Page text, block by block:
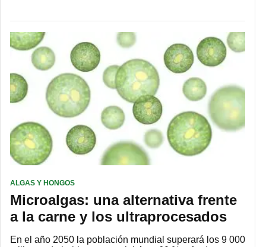
ALGAS Y HONGOS
Microalgas: una alternativa frente
a la carne y los ultraprocesados
En el año 2050 la población mundial superará los 9 000